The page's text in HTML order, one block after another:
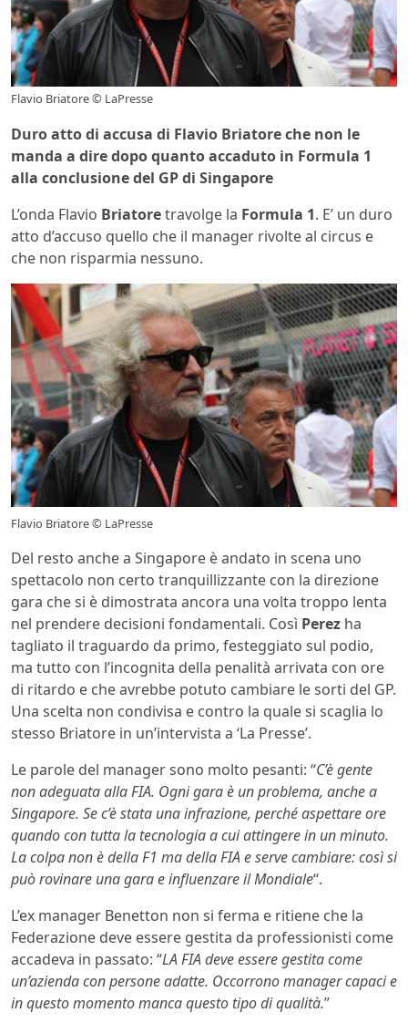
Flavio Briatore © LaPresse
Duro atto di accusa di Flavio Briatore che non le
manda a dire dopo quanto accaduto in Formula 1
alla conclusione del GP di Singapore
L’onda Flavio Briatoretravolge la Formula 1. E’ un duro
atto d’accuso quello che il manager rivolte al circus e
che non risparmia nessuno.
Flavio Briatore © LaPresse
Del resto anche a Singapore è andato in scena uno
spettacolo non certo tranquillizzante con la direzione
gara che si è dimostrata ancora una volta troppo lenta
nel prendere decisioni fondamentali. Così Perez ha
tagliato il traguardo da primo, festeggiato sul podio,
ma tutto con l’incognita della penalità arrivata con ore
di ritardo e che avrebbe potuto cambiare le sorti del GP.
Una scelta non condivisa e contro la quale si scaglia lo
stesso Briatore in un’intervista a ‘La Presse’.
Le parole del manager sono molto pesanti: “C’è gente
non adeguata alla FIA. Ogni gara è un problema, anche a
Singapore. Se c’è stata una infrazione, perché aspettare ore
quando con tutta la tecnologia a cui attingere in un minuto.
La colpa non è della F1 ma della FIA e serve cambiare: così si
può rovinare una gara e influenzare il Mondiale“.
L’ex manager Benetton non si ferma e ritiene che la
Federazione deve essere gestita da professionisti come
accadeva in passato: “LA FIA deve essere gestita come
un’azienda con persone adatte. Occorrono manager capaci e
in questo momento manca questo tipo di qualità.”